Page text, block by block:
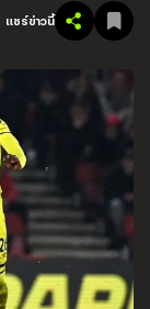
แชร์ข่าวนี้